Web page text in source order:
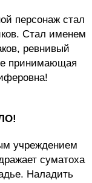
персонаж стал
Стал именем
ревнивый
принимающая
учреждением
суматоха
Наладить